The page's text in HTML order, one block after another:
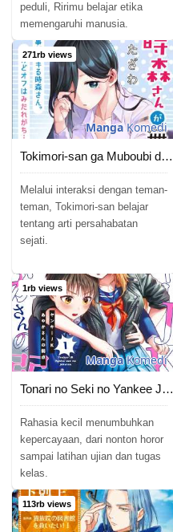
peduli, Ririmu belajar etika
memengaruhi manusia.
271rb views
MangaKomedi
Tokimori-san ga Muboubi desu!!
Melalui interaksi dengan teman-
teman, Tokimori-san belajar
tentang arti persahabatan
sejati.
1rb views
MangaKomedi
Tonari no Seki no Yankee JK no Jakuten
Rahasia kecil menumbuhkan
kepercayaan, dari nonton horor
sampai latihan ujian dan tugas
kelas.
113rb views